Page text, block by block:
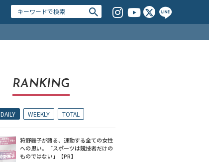
RANKING
DAILY WEEKLY TOTAL
狩野舞子が語る、運動する全ての女性
への思い。「スポーツは競技者だけの
ものではない」【PR】